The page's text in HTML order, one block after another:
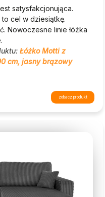
satysfakcjonująca.
cel w dziesiątkę.
Nowoczesne linie łóżka
Łóżko Motti z
cm, jasny brązowy
zobacz produkt